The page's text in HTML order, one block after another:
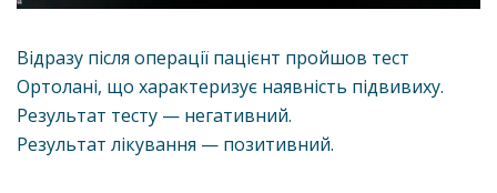
Відразу після операції пацієнт пройшов тест
Ортолані, що характеризує наявність підвивиху.
Результат тесту — негативний.
Результат лікування — позитивний.